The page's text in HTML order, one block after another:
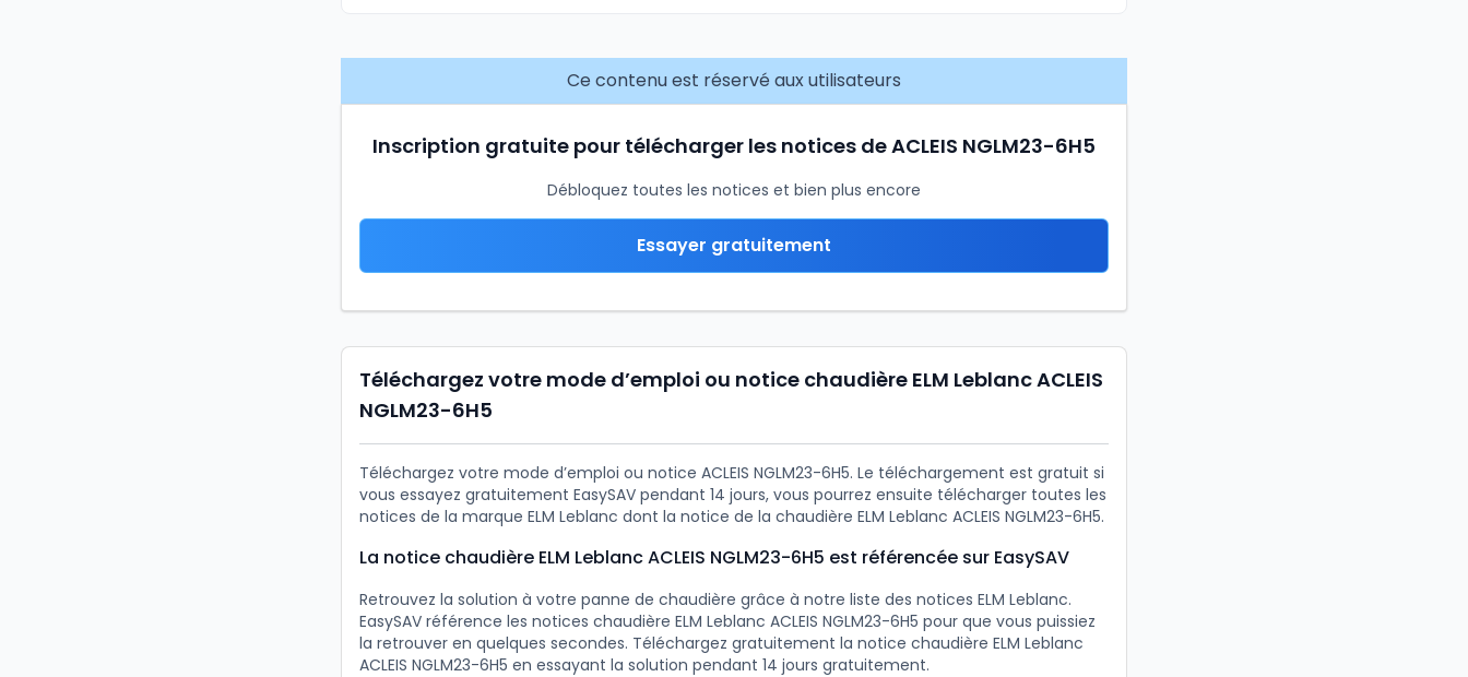
Ce contenu est réservé aux utilisateurs
Inscription gratuite pour télécharger les notices de ACLEIS NGLM23-6H5
Débloquez toutes les notices et bien plus encore
Essayer gratuitement
Téléchargez votre mode d’emploi ou notice chaudière ELM Leblanc ACLEIS
NGLM23-6H5
Téléchargez votre mode d’emploi ou notice ACLEIS NGLM23-6H5. Le téléchargement est gratuit si
vous essayez gratuitement EasySAV pendant 14 jours, vous pourrez ensuite télécharger toutes les
notices de la marque ELM Leblanc dont la notice de la chaudière ELM Leblanc ACLEIS NGLM23-6H5.
La notice chaudière ELM Leblanc ACLEIS NGLM23-6H5 est référencée sur EasySAV
Retrouvez la solution à votre panne de chaudière grâce à notre liste des notices ELM Leblanc.
EasySAV référence les notices chaudière ELM Leblanc ACLEIS NGLM23-6H5 pour que vous puissiez
la retrouver en quelques secondes. Téléchargez gratuitement la notice chaudière ELM Leblanc
ACLEIS NGLM23-6H5 en essayant la solution pendant 14 jours gratuitement.